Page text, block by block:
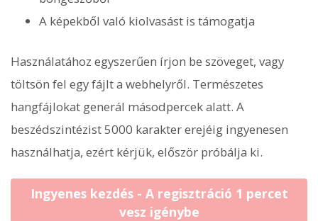
A képekből való kiolvasást is támogatja
Használatához egyszerűen írjon be szöveget, vagy
töltsön fel egy fájlt a webhelyről. Természetes
hangfájlokat generál másodpercek alatt. A
beszédszintézist 5000 karakter erejéig ingyenesen
használhatja, ezért kérjük, először próbálja ki.
Ingyenes kezdés - A regisztráció 1 percet
vesz igénybe